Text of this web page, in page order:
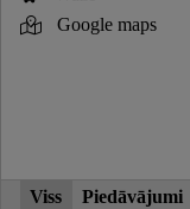
Google maps
Viss Piedāvājumi